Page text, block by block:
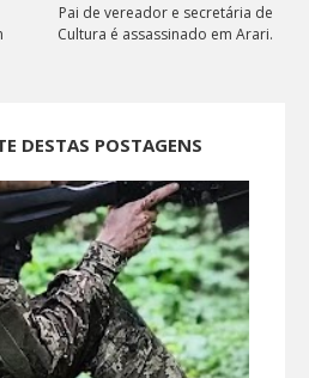
Pai de vereador e secretária de
Cultura é assassinado em Arari.
DESTAS POSTAGENS